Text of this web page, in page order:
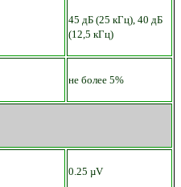
45 дБ (25 кГц), 40 дБ
(12,5 кГц)
не более 5%
0.25 µV